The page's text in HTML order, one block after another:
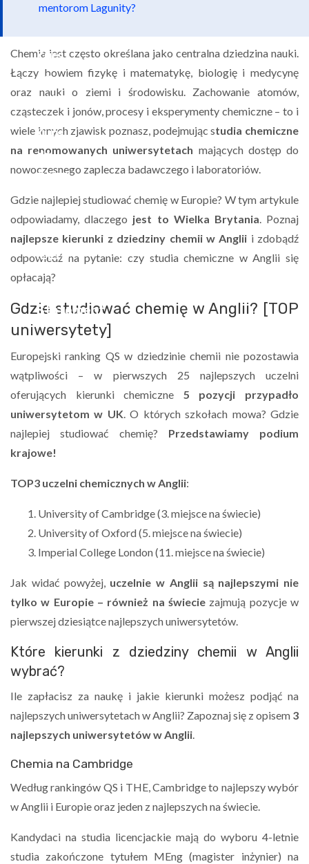
mentorom Lagunity?
Chemia jest często określana jako centralna dziedzina nauki.
Łączy bowiem fizykę i matematykę, biologię i medycynę
oraz nauki o ziemi i środowisku. Zachowanie atomów,
cząsteczek i jonów, procesy i eksperymenty chemiczne – to i
wiele innych zjawisk poznasz, podejmując studia chemiczne
na renomowanych uniwersytetach mających dostęp do
nowoczesnego zaplecza badawczego i laboratoriów.
Gdzie najlepiej studiować chemię w Europie? W tym artykule
odpowiadamy, dlaczego jest to Wielka Brytania. Poznaj
najlepsze kierunki z dziedziny chemii w Anglii i zdobądź
odpowiedź na pytanie: czy studia chemiczne w Anglii się
opłacają?
Gdzie studiować chemię w Anglii? [TOP
uniwersytety]
Europejski ranking QS w dziedzinie chemii nie pozostawia
wątpliwości – w pierwszych 25 najlepszych uczelni
oferujących kierunki chemiczne 5 pozycji przypadło
uniwersytetom w UK. O których szkołach mowa? Gdzie
najlepiej studiować chemię? Przedstawiamy podium
krajowe!
TOP3 uczelni chemicznych w Anglii:
University of Cambridge (3. miejsce na świecie)
University of Oxford (5. miejsce na świecie)
Imperial College London (11. miejsce na świecie)
Jak widać powyżej, uczelnie w Anglii są najlepszymi nie
tylko w Europie – również na świecie zajmują pozycje w
pierwszej dziesiątce najlepszych uniwersytetów.
Które kierunki z dziedziny chemii w Anglii
wybrać?
Ile zapłacisz za naukę i jakie kierunki możesz podjąć na
najlepszych uniwersytetach w Anglii? Zapoznaj się z opisem 3
najlepszych uniwersytetów w Anglii.
Chemia na Cambridge
Według rankingów QS i THE, Cambridge to najlepszy wybór
w Anglii i Europie oraz jeden z najlepszych na świecie.
Kandydaci na studia licencjackie mają do wyboru 4-letnie
studia zakończone tytułem MEng (magister inżynier) na